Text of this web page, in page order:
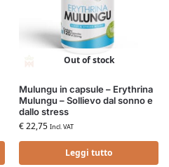
Out of stock
Mulungu in capsule – Erythrina
Mulungu – Sollievo dal sonno e
dallo stress
€22,75 Incl. VAT
Leggi tutto